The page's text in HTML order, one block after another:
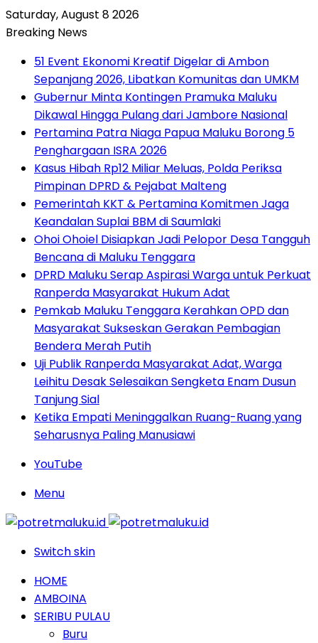
Saturday, August 8 2026
Breaking News
51 Event Ekonomi Kreatif Digelar di Ambon
Sepanjang 2026, Libatkan Komunitas dan UMKM
Gubernur Minta Kontingen Pramuka Maluku
Dikawal Hingga Pulang dari Jambore Nasional
Pertamina Patra Niaga Papua Maluku Borong 5
Penghargaan ISRA 2026
Kasus Hibah Rp12 Miliar Meluas, Polda Periksa
Pimpinan DPRD & Pejabat Malteng
Pemerintah KKT & Pertamina Komitmen Jaga
Keandalan Suplai BBM di Saumlaki
Ohoi Ohoiel Disiapkan Jadi Pelopor Desa Tangguh
Bencana di Maluku Tenggara
DPRD Maluku Serap Aspirasi Warga untuk Perkuat
Ranperda Masyarakat Hukum Adat
Pemkab Maluku Tenggara Kerahkan OPD dan
Masyarakat Sukseskan Gerakan Pembagian
Bendera Merah Putih
Uji Publik Ranperda Masyarakat Adat, Warga
Leihitu Desak Selesaikan Sengketa Enam Dusun
Tanjung Sial
Ketika Empati Meninggalkan Ruang-Ruang yang
Seharusnya Paling Manusiawi
YouTube
Menu
Switch skin
HOME
AMBOINA
SERIBU PULAU
Buru